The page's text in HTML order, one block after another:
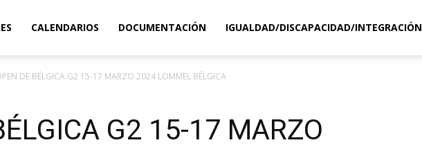
CALENDARIOS DOCUMENTACIÓN IGUALDAD/DISCAPACIDAD/INTEGRACIÓN
DE BÉLGICA G2 15-17 MARZO 2024 LOMMEL BÉLGICA
G2 15-17 MARZO